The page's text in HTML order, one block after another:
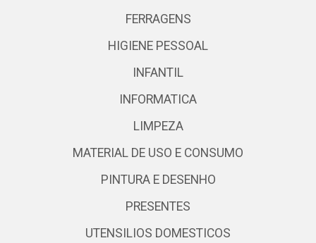
FERRAGENS
HIGIENE PESSOAL
INFANTIL
INFORMATICA
LIMPEZA
MATERIAL DE USO E CONSUMO
PINTURA E DESENHO
PRESENTES
UTENSILIOS DOMESTICOS